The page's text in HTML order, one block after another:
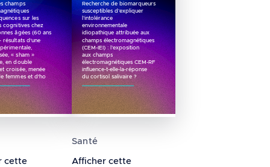
champs
sur les
cognitives chez
âgées (60 ans
résultats d'une
« sham »
en double
croisée, menée
femmes et d'ho
cette
Recherche de biomarqueurs
susceptibles d’expliquer
l’intolérance
environnementale
idiopathique attribuée aux
champs électromagnétiques
(CEM-IEI) : l’exposition
aux champs
électromagnétiques CEM-RF
influence-t-elle-la-réponse
du cortisol salivaire ?
Santé
Afficher cette